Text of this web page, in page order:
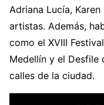
Adriana Lucía,
artistas. Además,
como el XVIII
Medellín y el Desfile
calles de la ciudad.